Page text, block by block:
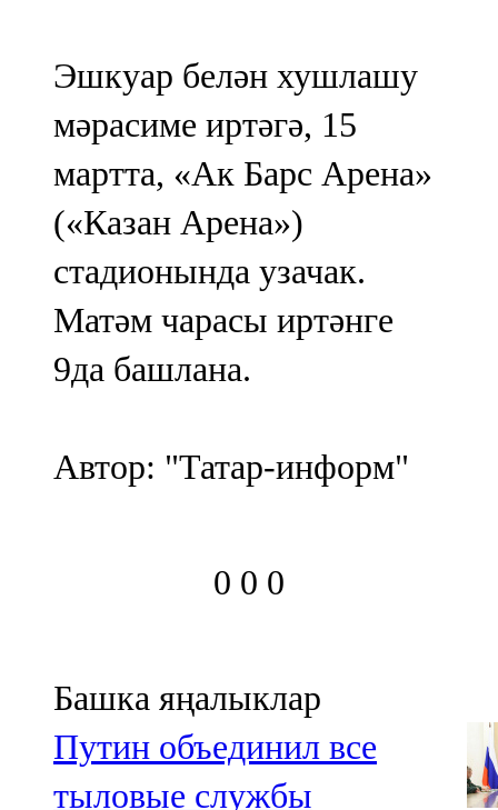
Эшкуар белән хушлашу
мәрасиме иртәгә, 15
мартта, «Ак Барс Арена»
(«Казан Арена»)
стадионында узачак.
Матәм чарасы иртәнге
9да башлана.
Автор: "Татар-информ"
0 0 0
Башка яңалыклар
Путин объединил все
тыловые службы